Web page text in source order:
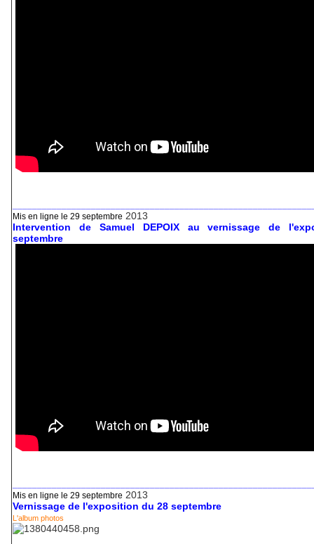
Mis en ligne le 29 septembre 2013
Intervention de Samuel DEPOIX au vernissage de
septembre
Mis en ligne le 29 septembre 2013
Vernissage de l'exposition du 28 septembre
L'album photos